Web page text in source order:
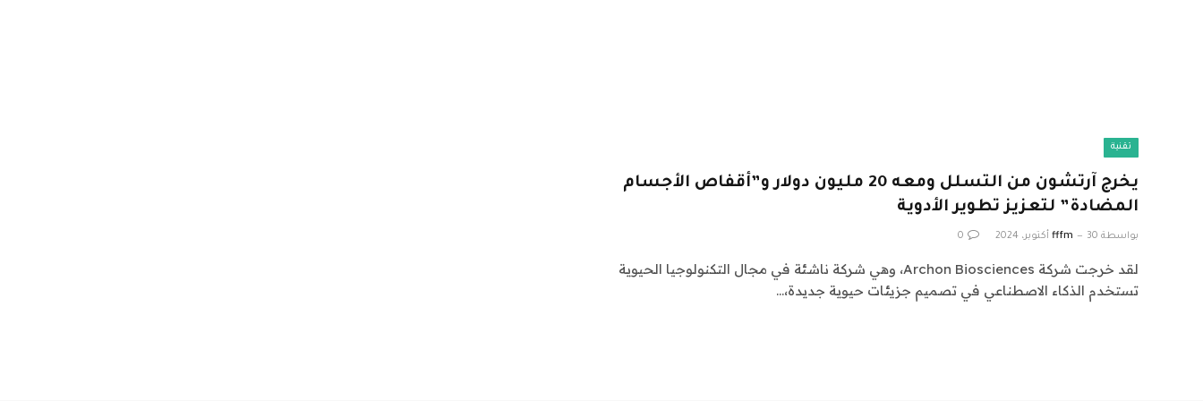
تقنية
يخرج آرتشون من التسلل ومعه 20 مليون دولار و”أقفاص الأجسام
المضادة” لتعزيز تطوير الأدوية
بواسطة fffm 30 أكتوبر، 2024 0
لقد خرجت شركة Archon Biosciences، وهي شركة ناشئة في مجال التكنولوجيا الحيوية
تستخدم الذكاء الاصطناعي في تصميم جزيئات حيوية جديدة،…